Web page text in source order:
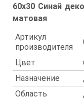
60x30 Синай
матовая
Артикул
производителя
Цвет
Назначение
Область